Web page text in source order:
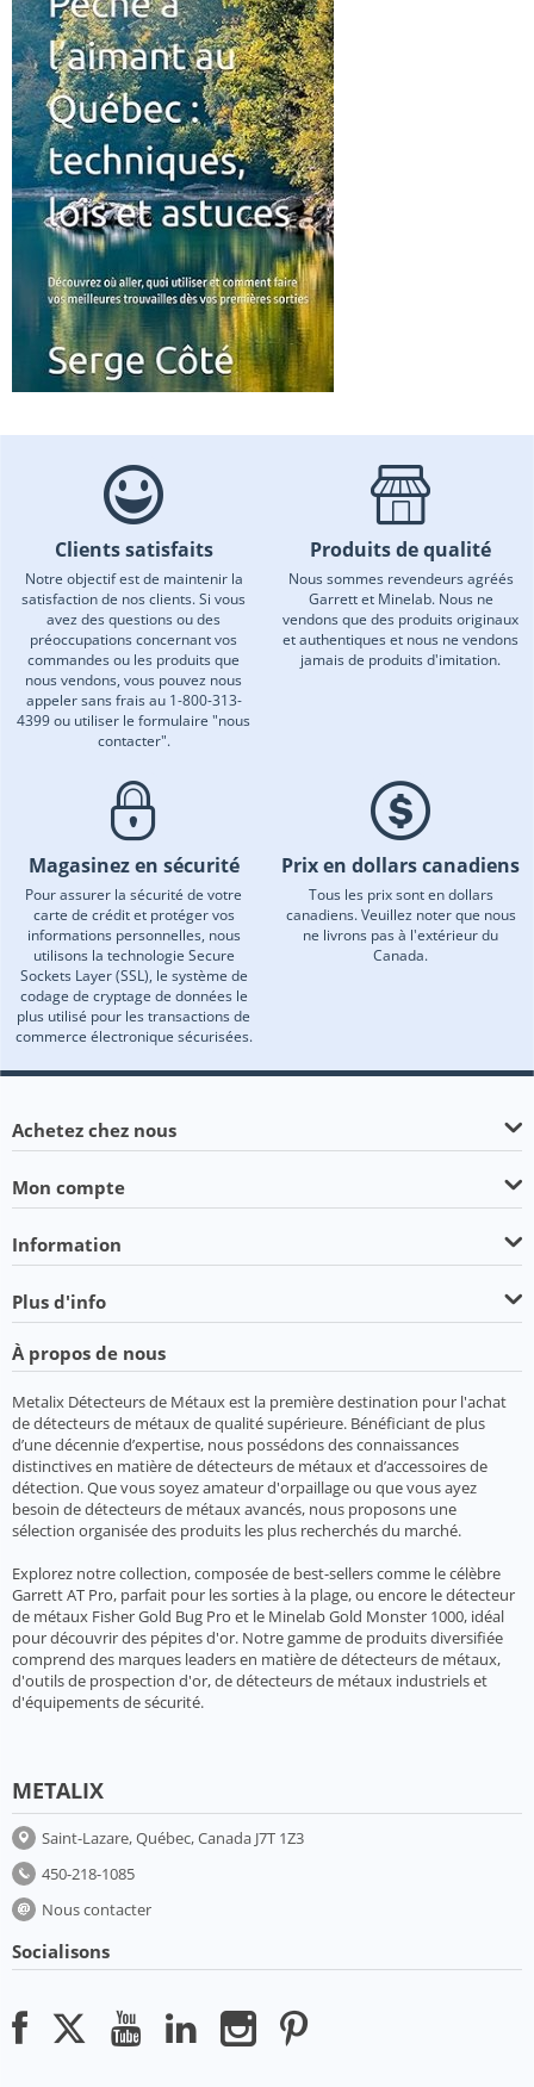
Clients satisfaits
Notre objectif est de maintenir la
satisfaction de nos clients. Si vous
avez des questions ou des
préoccupations concernant vos
commandes ou les produits que
nous vendons, vous pouvez nous
appeler sans frais au 1-800-313-
4399 ou utiliser le formulaire "nous
contacter".
Produits de qualité
Nous sommes revendeurs agréés
Garrett et Minelab. Nous ne
vendons que des produits originaux
et authentiques et nous ne vendons
jamais de produits d'imitation.
Magasinez en sécurité
Pour assurer la sécurité de votre
carte de crédit et protéger vos
informations personnelles, nous
utilisons la technologie Secure
Sockets Layer (SSL), le système de
codage de cryptage de données le
plus utilisé pour les transactions de
commerce électronique sécurisées.
Prix en dollars canadiens
Tous les prix sont en dollars
canadiens. Veuillez noter que nous
ne livrons pas à l'extérieur du
Canada.
Achetez chez nous
Mon compte
Information
Plus d'info
À propos de nous
Metalix Détecteurs de Métaux est la première destination pour l'achat
de détecteurs de métaux de qualité supérieure. Bénéficiant de plus
d’une décennie d’expertise, nous possédons des connaissances
distinctives en matière de détecteurs de métaux et d’accessoires de
détection. Que vous soyez amateur d'orpaillage ou que vous ayez
besoin de détecteurs de métaux avancés, nous proposons une
sélection organisée des produits les plus recherchés du marché.
Explorez notre collection, composée de best-sellers comme le célèbre
Garrett AT Pro, parfait pour les sorties à la plage, ou encore le détecteur
de métaux Fisher Gold Bug Pro et le Minelab Gold Monster 1000, idéal
pour découvrir des pépites d'or. Notre gamme de produits diversifiée
comprend des marques leaders en matière de détecteurs de métaux,
d'outils de prospection d'or, de détecteurs de métaux industriels et
d'équipements de sécurité.
METALIX
Saint-Lazare, Québec, Canada J7T 1Z3
450-218-1085
Nous contacter
Socialisons